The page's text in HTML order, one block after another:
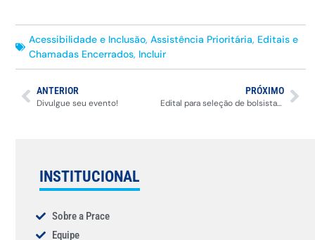
Acessibilidade e Inclusão,Assistência Prioritária, Editais e
Chamadas Encerrados, Incluir
ANTERIOR
Divulgue seu evento!
PRÓXIMO
Edital para seleção de bolsista para o Programa de Apoio a Inclusão – PAI.
INSTITUCIONAL
Sobre a Prace
Equipe